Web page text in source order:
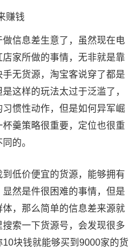
赚钱
信息差生意了，虽然现在电
家所做的事情，无非就是靠
无货源，淘宝客说穿了都是
这样的玩法太过于泛滥了，
惯性动作，但是如何异军崛
羹策略很重要，定位也很重
的。
低价便宜的货源，能够拥有
然是件很困难的事情，但是
，那么简单的信息差来源就
索一下货源号，会发现很多
块钱就能够买到9000家的货